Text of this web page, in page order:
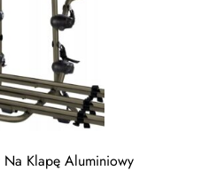
Klapę Aluminiowy